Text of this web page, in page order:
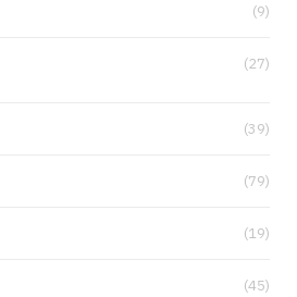
(9)
(27)
(39)
(79)
(19)
(45)